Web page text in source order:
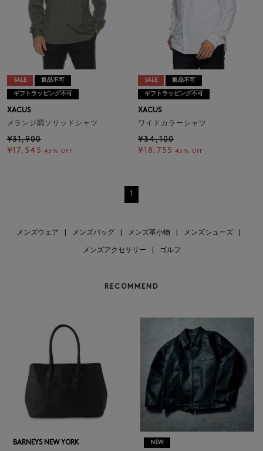
SALE 返品不可
ギフトラッピング不可
XACUS
メランジ調ソリッドシャツ
¥31,900
¥17,545 45% OFF
SALE 返品不可
ギフトラッピング不可
XACUS
ワイドカラーシャツ
¥34,100
¥18,755 45% OFF
1
メンズウェア メンズバッグ メンズ革小物 メンズシューズ
メンズアクセサリー ゴルフ
RECOMMEND
BARNEYS NEW YORK
NEW